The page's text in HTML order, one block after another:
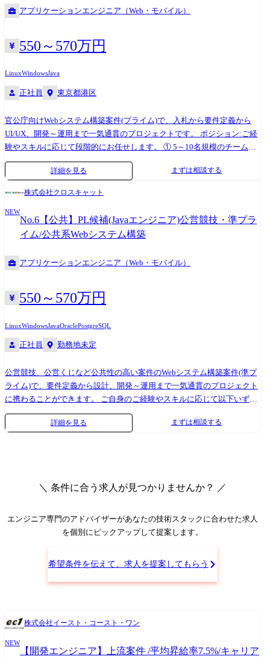
アプリケーションエンジニア（Web・モバイル）
550～570万円
LinuxWindowsJava
正社員 東京都港区
官公庁向けWebシステム構築案件(プライム)で、入札から要件定義から
UI/UX、開発～運用まで一気通貫のプロジェクトです。 ポジション:ご経
験やスキルに応じて段階的にお任せします。 ① 5～10名規模のチームリ
ーダー(顧客折衝、チーム管理、開発およびレビュー) ② 複数チームを統
括するグループリーダー(顧客折衝、プロジェクト管理) 【開発環境】 言
詳細を見る まずは相談する
株式会社クロスキャット
NEW
No.6【公共】PL候補(Javaエンジニア)公営競技・準プラ
イム/公共系Webシステム構築
アプリケーションエンジニア（Web・モバイル）
550～570万円
LinuxWindowsJavaOraclePostgreSQL
正社員 勤務地未定
公営競技、公営くじなど公共性の高い案件のWebシステム構築案件(準プ
ライム)で、要件定義から設計、開発～運用まで一気通貫のプロジェクト
に携わることができます。 ご自身のご経験やスキルに応じて以下いずれ
かを想定しています。 ① 小規模～中規模開発のリーダー(マネジメン
ト、開発業務) ② 大規模プロジェクトのサブリーダー(マネジメント業務
詳細を見る まずは相談する
＼ 条件に合う求人が見つかりませんか？ ／
エンジニア専門のアドバイザーがあなたの技術スタックに合わせた求人
を個別にピックアップして提案します。
希望条件を伝えて、求人を提案してもらう
株式会社イースト・コースト・ワン
NEW
【開発エンジニア】上流案件 /平均昇給率7.5%/キャリア